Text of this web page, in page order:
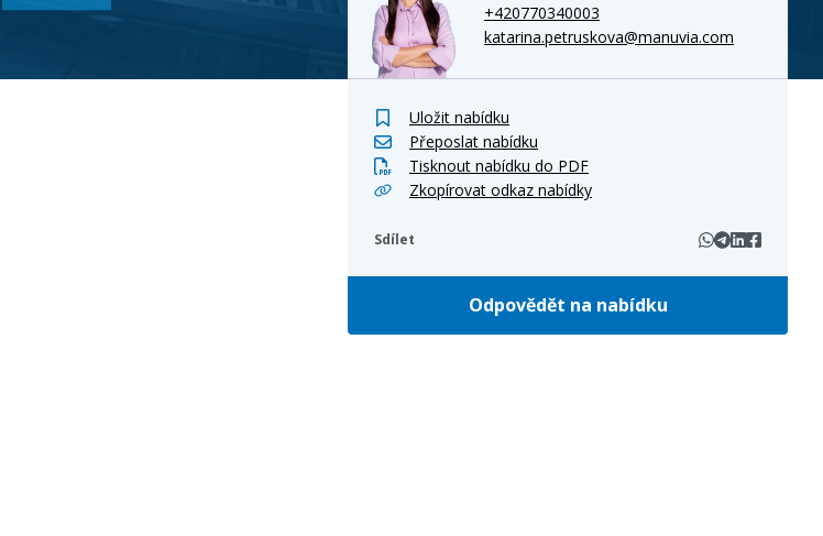
+420770340003
katarina.petruskova@manuvia.com
Uložit nabídku
Přeposlat nabídku
Tisknout nabídku do PDF
Zkopírovat odkaz nabídky
Sdílet
Odpovědět na nabídku